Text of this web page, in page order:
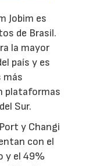
Jobim es
de Brasil.
la mayor
país y es
más
plataformas
Sur.
y Changi
con el
y el 49%